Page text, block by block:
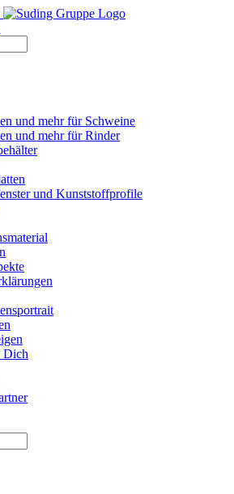
und mehr für Schweine
und mehr für Rinder
und Kunststoffprofile
Dich